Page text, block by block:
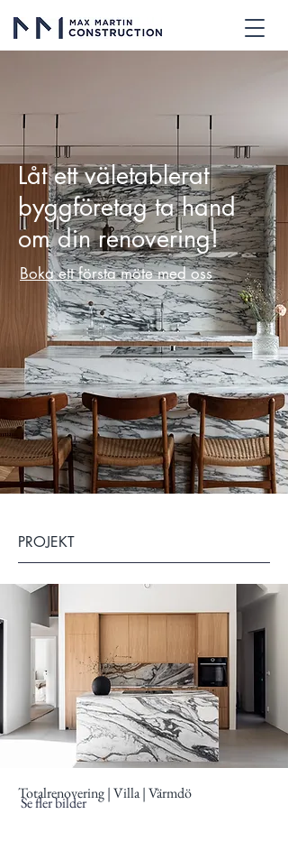
Låt ett väletablerat
byggföretag ta hand
om din renovering!
Boka ett första möte med oss
PROJEKT
Totalrenovering | Villa | Värmdö
Se fler bilder